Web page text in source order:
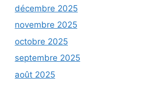
décembre 2025
novembre 2025
octobre 2025
septembre 2025
août 2025